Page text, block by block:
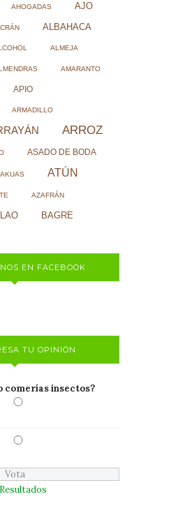
AHOGADAS AJO
ALBAHACA
ALMEJA
AMARANTO
APIO
ARMADILLO
ARROZ
ASADO DE BODA
ATÚN
AZAFRÁN
BAGRE
EN FACEBOOK
TU OPINIÓN
comerías insectos?